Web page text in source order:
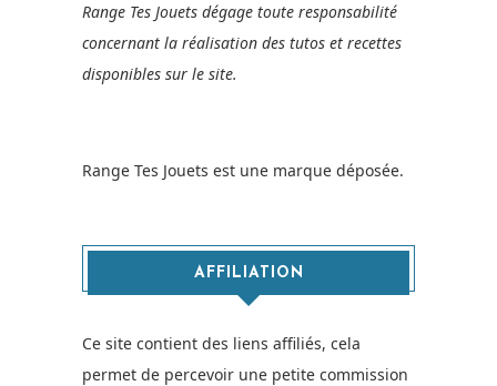
Range Tes Jouets dégage toute responsabilité
concernant la réalisation des tutos et recettes
disponibles sur le site.
Range Tes Jouets est une marque déposée.
AFFILIATION
Ce site contient des liens affiliés, cela
permet de percevoir une petite commission